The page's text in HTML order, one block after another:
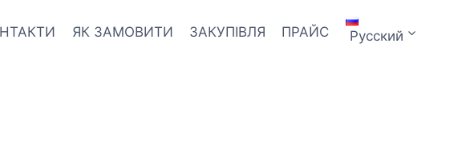
ЯК ЗАМОВИТИ ЗАКУПІВЛЯ ПРАЙС Русский